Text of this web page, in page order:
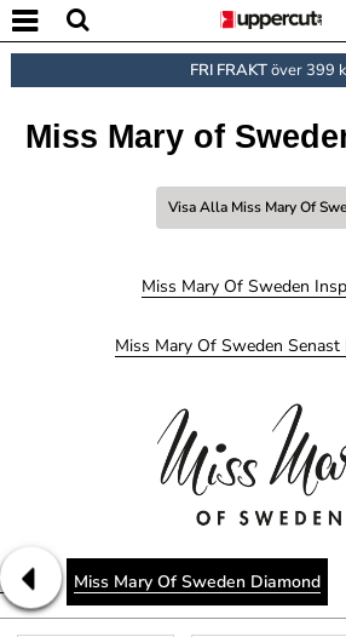
FRI FRAKTöver 399
Miss Mary of
Visa Alla Miss Mary Of
Miss Mary Of Sweden
Miss Mary Of Sweden
Miss Mary Of Sweden Diamond